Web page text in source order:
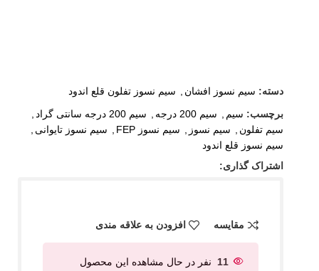
دسته: سیم نسوز افشان
سیم نسوز تفلون قلع اندود
برچسب: سیم سیم 200 درجه سیم 200 درجه سانتی گراد
سیم تفلون
سیم نسوز سیم نسوز FEP سیم نسوز تایوانی
سیم نسوز قلع اندود
اشتراک گذاری:
مقایسه افزودن به علاقه مندی
11
نفر در حال مشاهده این محصول